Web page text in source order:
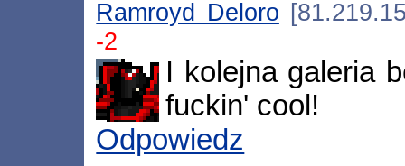
Ramroyd Deloro
-2
I kolejna galeria
fuckin' cool!
Odpowiedz